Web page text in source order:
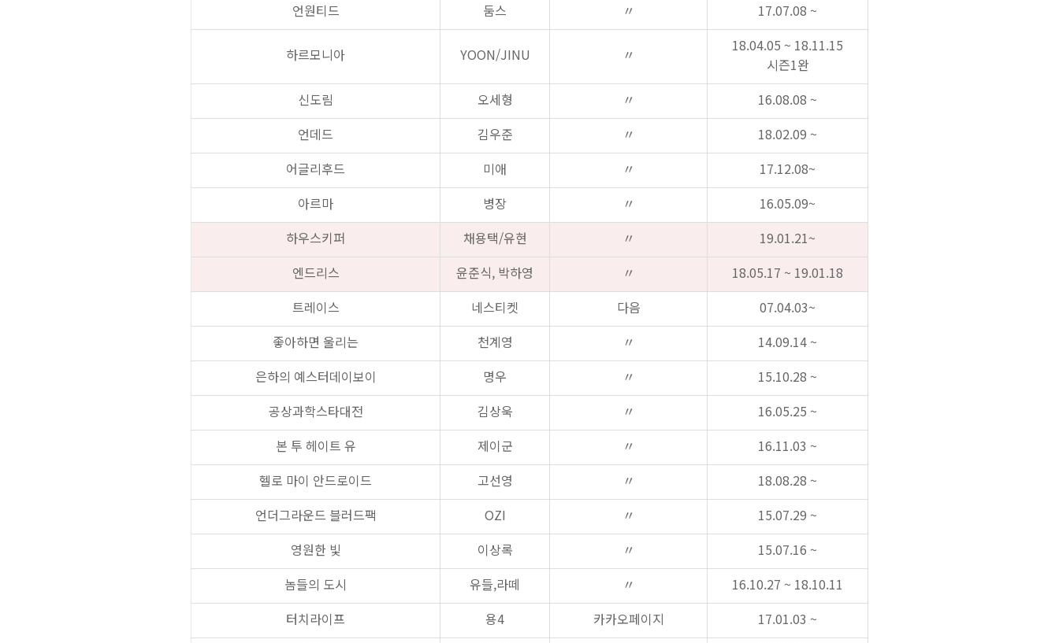
언원티드
둠스 〃 17.07.08 ~
하르모니아 YOON/JINU 〃
18.04.05 ~ 18.11.15
시즌1완
신도림
오세형 〃
16.08.08 ~
언데드
김우준 〃
18.02.09 ~
어글리후드
미애 〃
17.12.08~
아르마
병장 〃
16.05.09~
하우스키퍼
채용택/유현 〃
19.01.21~
엔드리스
윤준식, 박하영 〃
18.05.17 ~ 19.01.18
트레이스
네스티켓 다음
07.04.03~
좋아하면 울리는
천계영 〃
14.09.14 ~
은하의 예스터데이보이
명우 〃
15.10.28 ~
공상과학스타대전
김상욱 〃
16.05.25 ~
본 투 헤이트 유
제이군 〃
16.11.03 ~
헬로 마이 안드로이드
고선영 〃
18.08.28 ~
언더그라운드 블러드팩
OZI 〃
15.07.29 ~
영원한 빛
이상록 〃
15.07.16 ~
놈들의 도시
유들,라떼 〃
16.10.27 ~ 18.10.11
터치라이프
용4 카카오페이지
17.01.03 ~